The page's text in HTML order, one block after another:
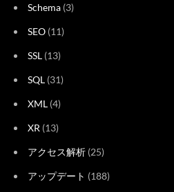
Schema (3)
SEO (11)
SSL (13)
SQL (31)
XML (4)
XR (13)
アクセス解析 (25)
アップデート (188)